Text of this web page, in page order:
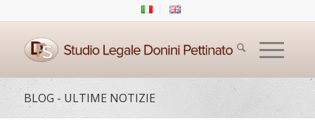
BLOG - ULTIME NOTIZIE